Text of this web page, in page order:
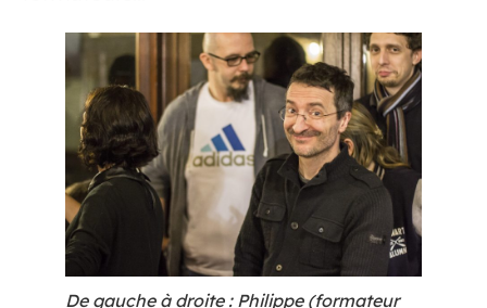
De gauche à droite : Philippe (formateur